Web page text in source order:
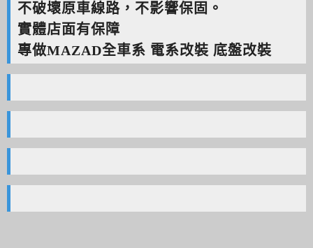
不破壞原車線路，不影響保固。
實體店面有保障
專做MAZAD全車系 電系改裝 底盤改裝